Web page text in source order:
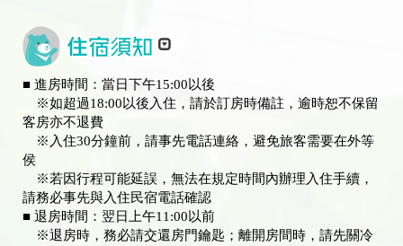
■ 進房時間：當日下午15:00以後
※如超過18:00以後入住，請於訂房時備註，逾時恕不保留
客房亦不退費
※入住30分鐘前，請事先電話連絡，避免旅客需要在外等
侯
※若因行程可能延誤，無法在規定時間內辦理入住手續，
請務必事先與入住民宿電話確認
■ 退房時間：翌日上午11:00以前
※退房時，務必請交還房門鑰匙；離開房間時，請先關冷